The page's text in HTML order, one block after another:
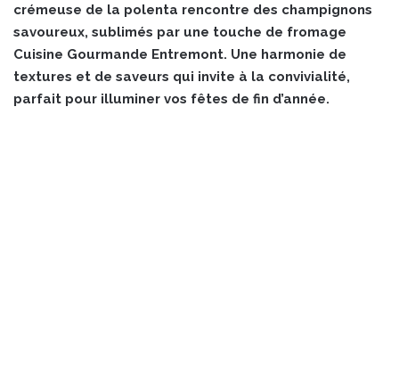
crémeuse de la polenta rencontre des champignons
savoureux, sublimés par une touche de fromage
Cuisine Gourmande Entremont. Une harmonie de
textures et de saveurs qui invite à la convivialité,
parfait pour illuminer vos fêtes de fin d’année.